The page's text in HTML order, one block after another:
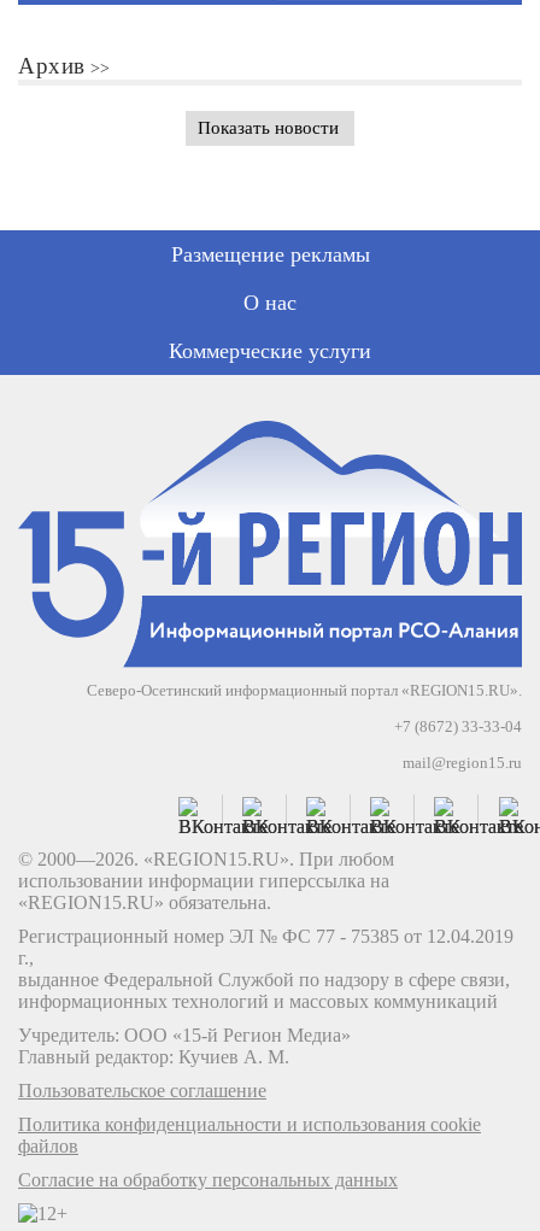
Архив
Показать новости
Размещение рекламы
О нас
Коммерческие услуги
Северо-Осетинский информационный портал «REGION15.RU».
+7 (8672) 33-33-04
mail@region15.ru
© 2000—2026. «REGION15.RU». При любом
использовании информации гиперссылка на
«REGION15.RU» обязательна.
Регистрационный номер ЭЛ № ФС 77 - 75385 от 12.04.2019
г.,
выданное Федеральной Службой по надзору в сфере связи,
информационных технологий и массовых коммуникаций
Учредитель: ООО «15-й Регион Медиа»
Главный редактор: Кучиев А. М.
Пользовательское соглашение
Политика конфиденциальности и использования cookie
файлов
Согласие на обработку персональных данных